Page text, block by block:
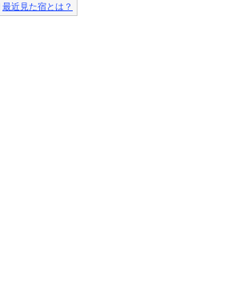
最近見た宿とは？